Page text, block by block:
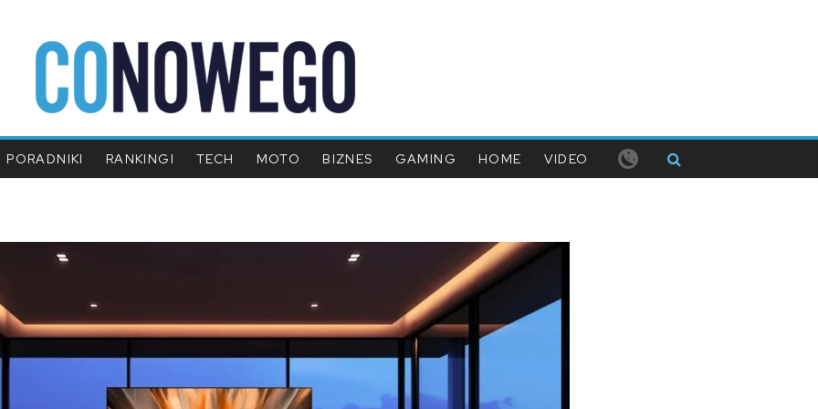
PORADNIKI RANKINGI TECH MOTO BIZNES GAMING HOME VIDEO